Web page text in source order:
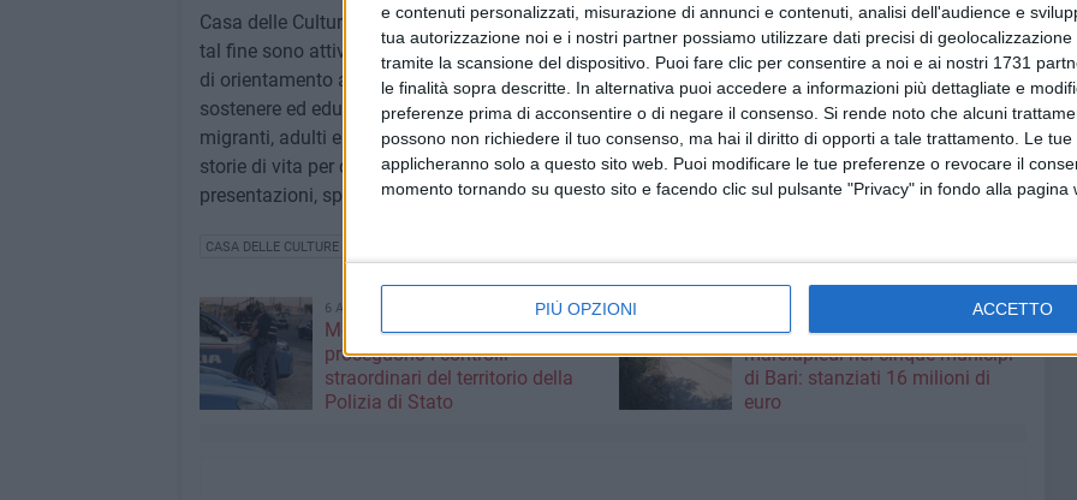
e contenuti personalizzati, misurazione di annunci e contenuti, analisi dell'audience e
tua autorizzazione noi e i nostri partner possiamo utilizzare dati precisi di
tramite la scansione del dispositivo. Puoi fare clic per consentire a noi e ai nostri 1731
le finalità sopra descritte. In alternativa puoi accedere a informazioni più dettagliate e
preferenze prima di acconsentire o di negare il consenso. Si rende noto che alcuni
possono non richiedere il tuo consenso, ma hai il diritto di opporti a tale trattamento. Le
applicheranno solo a questo sito web. Puoi modificare le tue preferenze o revocare il
momento tornando su questo sito e facendo clic sul pulsante "Privacy" in fondo alla pagina
PIÙ OPZIONI ACCETTO
Casa delle Culture offre servizi di accoglienza residenziale temporanea per 25 persone adulte: a
tal fine sono attivi lo Sportello per l'integrazione socio-culturale e sanitaria e lo Sportello legale e
di orientamento al lavoro. La struttura rappresenta un presidio per accogliere, orientare, integrare,
sostenere ed educare al dialogo, alla solidarietà, alla reciprocità. Un luogo in cui cittadini italiani e
migranti, adulti e minori, possono incontrarsi e condividere insieme esperienze significative e
storie di vita per costruire ponti culturali, solidali, inclusivi attraverso laboratori, iniziative,
presentazioni, spettacoli e mostre.
CASA DELLE CULTURE
6 AGOSTO 2026
Movida e sicurezza a Bari,
proseguono i controlli
straordinari del territorio della
Polizia di Stato
Manutenzione strade e
marciapiedi nei cinque municipi
di Bari: stanziati 16 milioni di
euro